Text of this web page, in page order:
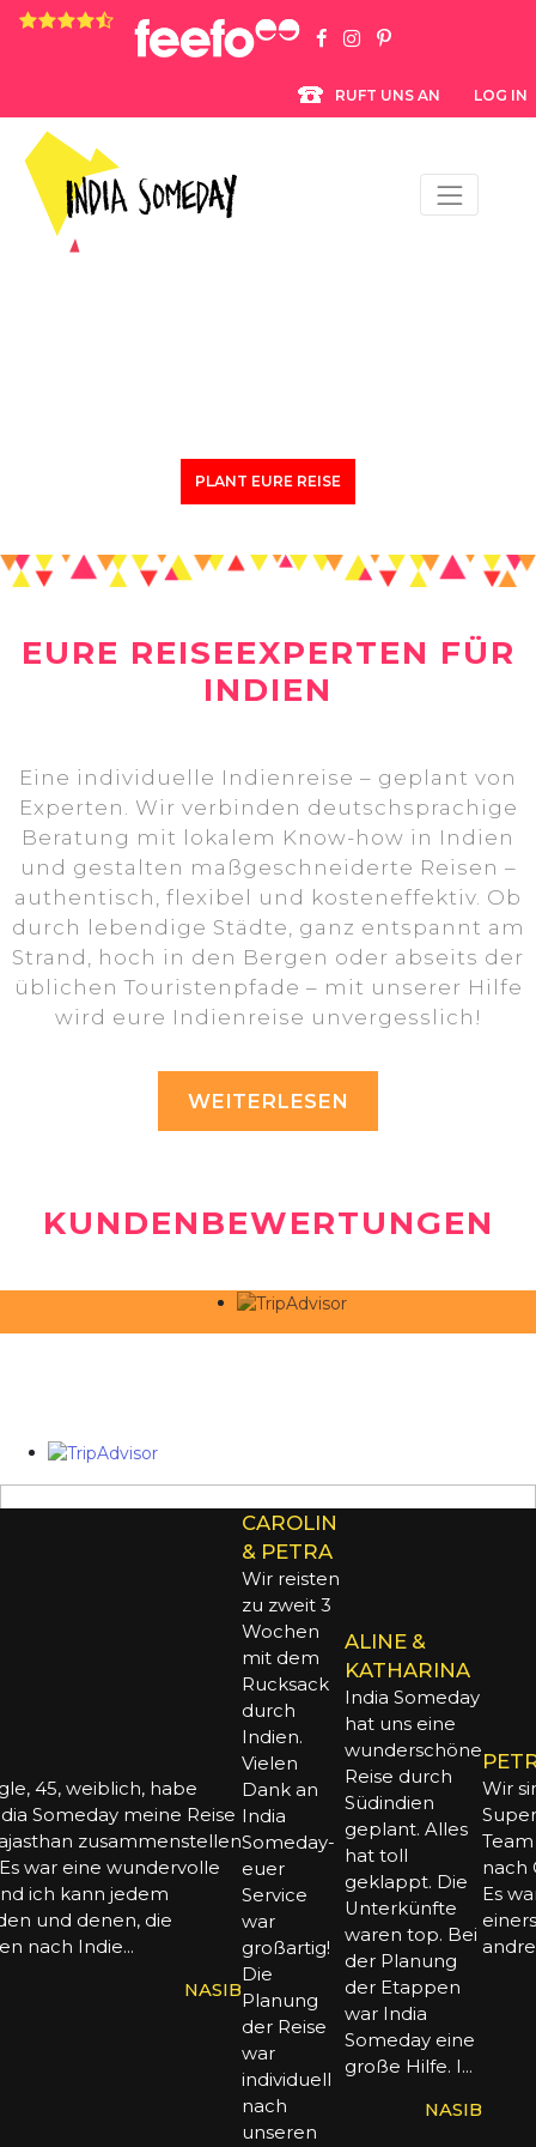
4.8 rating based on 1,234 ratings
RUFT UNS AN LOG IN
PLANT EURE REISE
EURE REISEEXPERTEN FÜR
INDIEN
Eine individuelle Indienreise – geplant von
Experten. Wir verbinden deutschsprachige
Beratung mit lokalem Know-how in Indien
und gestalten maßgeschneiderte Reisen –
authentisch, flexibel und kosteneffektiv. Ob
durch lebendige Städte, ganz entspannt am
Strand, hoch in den Bergen oder abseits der
üblichen Touristenpfade – mit unserer Hilfe
wird eure Indienreise unvergesslich!
WEITERLESEN
KUNDENBEWERTUNGEN
45, weiblich, habe
Someday meine Reise
zusammenstellen
war eine wundervolle
ich kann jedem
und denen, die
nach Indie...
NASIB
CAROLIN
& PETRA
Wir reisten
zu zweit 3
Wochen
mit dem
Rucksack
durch
Indien.
Vielen
Dank an
India
Someday-
euer
Service
war
großartig!
Die
Planung
der Reise
war
individuell
nach
unseren
ALINE &
KATHARINA
India Someday
hat uns eine
wunderschöne
Reise durch
Südindien
geplant. Alles
hat toll
geklappt. Die
Unterkünfte
waren top. Bei
der Planung
der Etappen
war India
Someday eine
große Hilfe. I...
NASIB
Wir
nach
Es